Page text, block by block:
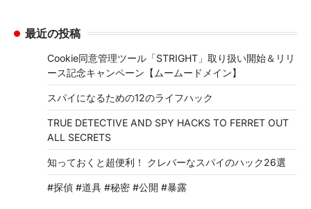
最近の投稿
Cookie同意管理ツール「STRIGHT」取り扱い開始＆リリ
ース記念キャンペーン【ムームードメイン】
スパイになるための12のライフハック
TRUE DETECTIVE AND SPY HACKS TO FERRET OUT
ALL SECRETS
知っておくと超便利！ クレバーなスパイのハック26選
#探偵 #道具 #秘密 #公開 #暴露